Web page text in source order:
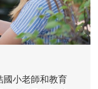
戲，到獨立自
能力養成。爸爸
孩子每個重要的